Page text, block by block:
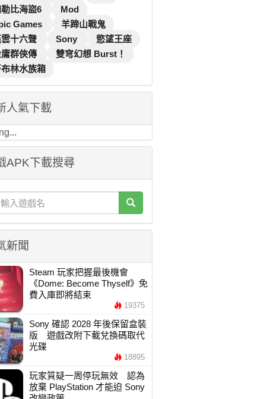
比海盜6
Mod
Games
羊蹄山戰鬼
十六聲
Sony
慾望王座
群俠傳
雙穹幻想 Burst！
林水族箱
人氣下載
APK下載搜尋
新聞
Steam 玩家把握最後機會
《Dome: Become Thyself》免
費入庫即將結束
19375
Sony 確認 2028 年後保留盒裝
版 遊戲改附下載兌換碼取代
光碟
18895
玩家質疑一周停玩無效 認為
放棄 PlayStation 才能迫 Sony